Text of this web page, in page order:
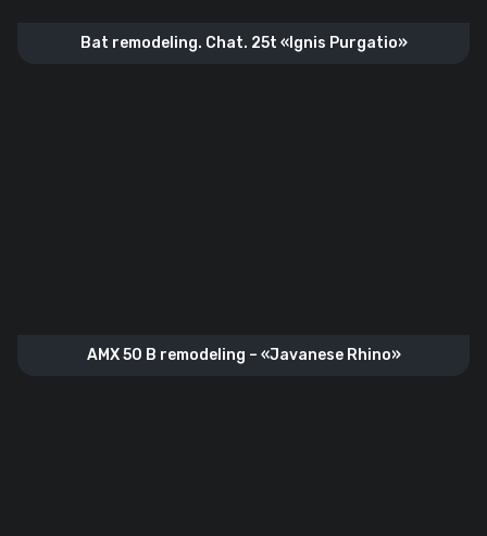
Bat remodeling. Chat. 25t «Ignis Purgatio»
AMX 50 B remodeling – «Javanese Rhino»